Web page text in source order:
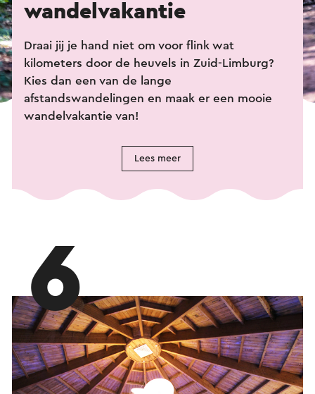
wandelvakantie
Draai jij je hand niet om voor flink wat
kilometers door de heuvels in Zuid-Limburg?
Kies dan een van de lange
afstandswandelingen en maak er een mooie
wandelvakantie van!
Lees meer
6